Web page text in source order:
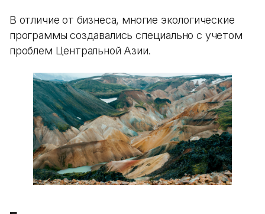
В отличие от бизнеса, многие экологические
программы создавались специально с учетом
проблем Центральной Азии.